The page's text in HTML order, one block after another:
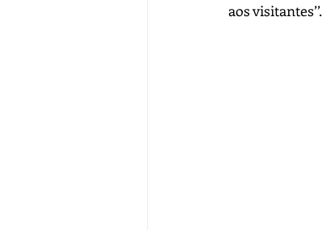
aos visitantes’’.